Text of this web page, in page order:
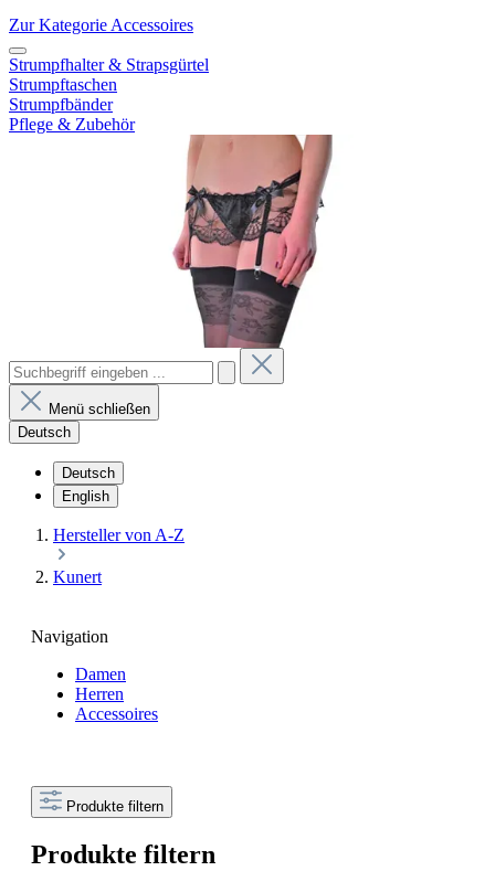
Zur Kategorie Accessoires
Strumpfhalter & Strapsgürtel
Strumpftaschen
Strumpfbänder
Pflege & Zubehör
Menü schließen
Deutsch
Deutsch
English
Hersteller von A-Z
Kunert
Navigation
Damen
Herren
Accessoires
Produkte filtern
Produkte filtern